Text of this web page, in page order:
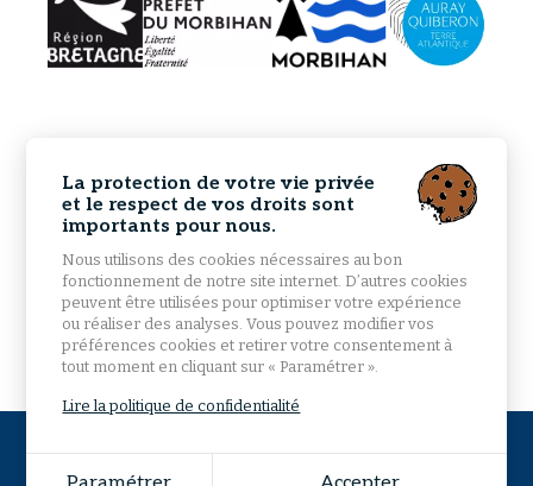
Plan du site
La protection de votre vie privée
et le respect de vos droits sont
importants pour nous.
Nous utilisons des cookies nécessaires au bon
fonctionnement de notre site internet. D’autres cookies
peuvent être utilisées pour optimiser votre expérience
ou réaliser des analyses. Vous pouvez modifier vos
préférences cookies et retirer votre consentement à
tout moment en cliquant sur « Paramétrer ».
Lire la politique de confidentialité